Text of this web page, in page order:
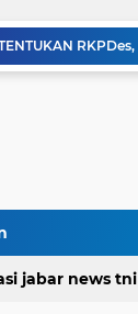
UMKM Inklusif
jabar news tni